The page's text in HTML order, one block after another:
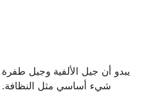
يبدو أن جيل الألفية وجيل طفرة
شيء أساسي مثل النظافة.